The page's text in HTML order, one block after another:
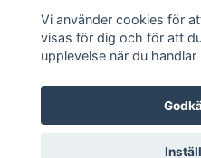
Sociala medier
© 2026
Vi använder cookies för
visas för dig och för att
upplevelse när du